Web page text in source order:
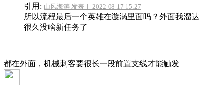
引用: 山风海涛 发表于 2022-08-17 15:27
所以流程最后一个英雄在漩涡里面吗？外面我溜达
很久没啥新任务了
都在外面，机械刺客要很长一段前置支线才能触发